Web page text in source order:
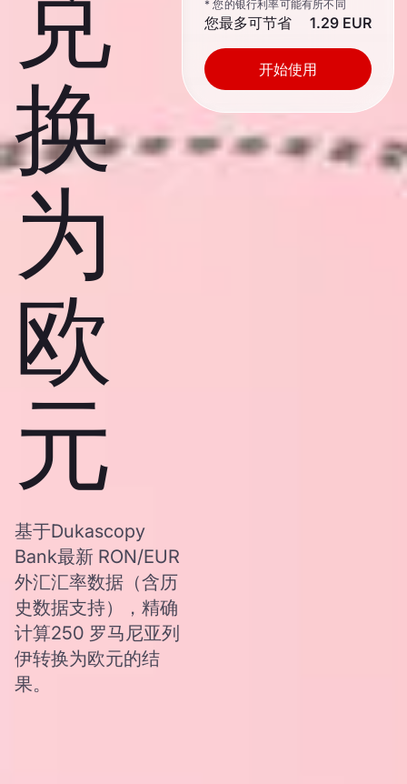
换
为
欧
元
基于Dukascopy
Bank最新 RON/EUR
外汇汇率数据（含历
史数据支持），精确
计算250 罗马尼亚列
伊转换为欧元的结
果。
* 您的银行利率可能有所不同
您最多可节省 1.29 EUR
开始使用